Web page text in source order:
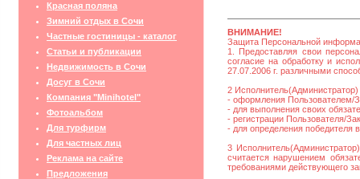
Красная поляна
Зимний отдых в Сочи
Частные гостиницы - каталог
Статьи и публикации
Недвижимость в Сочи
Досуг в Сочи
Компания "Minihotel"
Фотоальбом
Для турфирм
Для частных лиц
Реклама на сайте
Предложения
ВНИМАНИЕ!
Защита Персональной
1. Предоставляя свои
согласие на обработку и
27.07.2006 г. различными
2
- оформления Пользователем/
- для выполнения своих
- регистрации Пользователя/
- для определения победителя
3
считается нарушением
требованиями действующего